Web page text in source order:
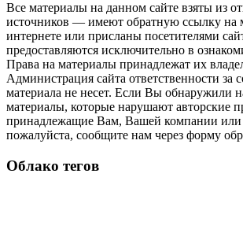
Все материалы на данном сайте взяты из
источников — имеют обратную ссылку на
интернете или присланы посетителями
предоставляются исключительно в
Права на материалы принадлежат их
Администрация сайта ответственности за
материала не несет. Если Вы обнаружили
материалы, которые нарушают авторские
принадлежащие Вам, Вашей компании или
пожалуйста, сообщите нам через форму
Облако тегов